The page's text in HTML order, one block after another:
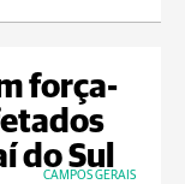
força-
do Sul
CAMPOS GERAIS